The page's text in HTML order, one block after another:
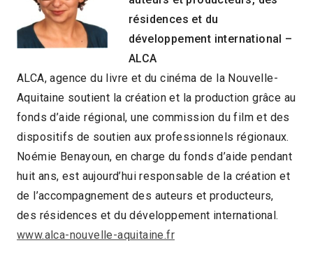
résidences et du
développement international –
ALCA
ALCA, agence du livre et du cinéma de la Nouvelle-
Aquitaine soutient la création et la production grâce au
fonds d’aide régional, une commission du film et des
dispositifs de soutien aux professionnels régionaux.
Noémie Benayoun, en charge du fonds d’aide pendant
huit ans, est aujourd’hui responsable de la création et
de l’accompagnement des auteurs et producteurs,
des résidences et du développement international.
www.alca-nouvelle-aquitaine.fr